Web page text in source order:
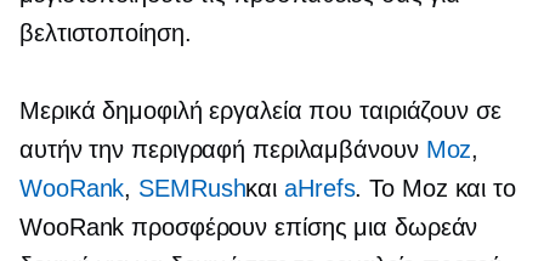
βελτιστοποίηση.
Μερικά δημοφιλή εργαλεία που ταιριάζουν σε
αυτήν την περιγραφή περιλαμβάνουν Moz,
WooRank, SEMRushκαιaHrefs. Το Moz και το
WooRank προσφέρουν επίσης μια δωρεάν